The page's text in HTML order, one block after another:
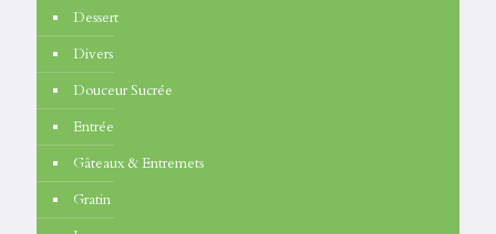
Dessert
Divers
Douceur Sucrée
Entrée
Gâteaux & Entremets
Gratin